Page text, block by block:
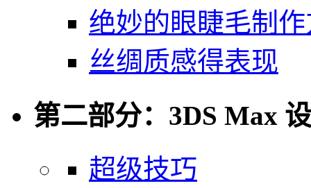
绝妙的眼睫毛制
丝绸质感得表现
第二部分：3DS Max
超级技巧